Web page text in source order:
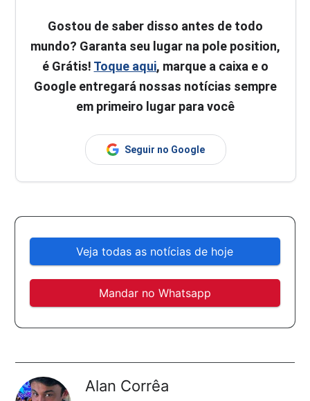
Gostou de saber disso antes de todo
mundo? Garanta seu lugar na pole position,
é Grátis! Toque aqui, marque a caixa e o
Google entregará nossas notícias sempre
em primeiro lugar para você
Seguir no Google
Veja todas as notícias de hoje
Mandar no Whatsapp
Alan Corrêa